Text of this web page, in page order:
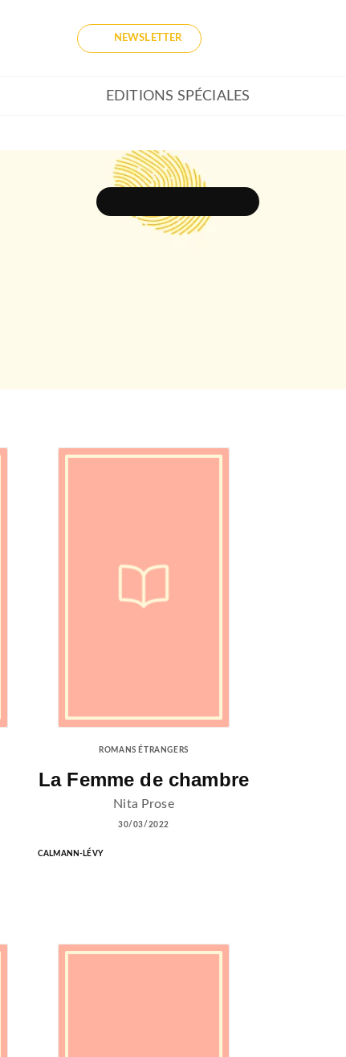
NEWSLETTER
EDITIONS SPÉCIALES
ROMANS ÉTRANGERS
La Femme de chambre
Nita Prose
30/03/2022
CALMANN-LÉVY